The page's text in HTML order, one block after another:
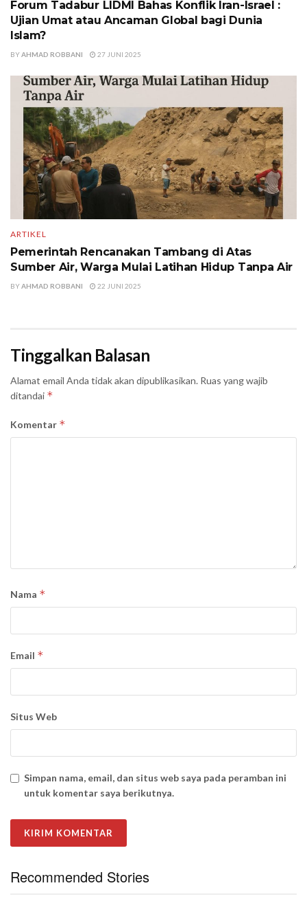
Forum Tadabur LIDMI Bahas Konflik Iran-Israel :
Ujian Umat atau Ancaman Global bagi Dunia
Islam?
BYAHMAD ROBBANI 27 JUNI 2025
ARTIKEL
Pemerintah Rencanakan Tambang di Atas
Sumber Air, Warga Mulai Latihan Hidup Tanpa Air
BYAHMAD ROBBANI 22 JUNI 2025
Tinggalkan Balasan
Alamat email Anda tidak akan dipublikasikan. Ruas yang wajib
ditandai *
Komentar *
Nama *
Email *
Situs Web
Simpan nama, email, dan situs web saya pada peramban ini
untuk komentar saya berikutnya.
Recommended Stories